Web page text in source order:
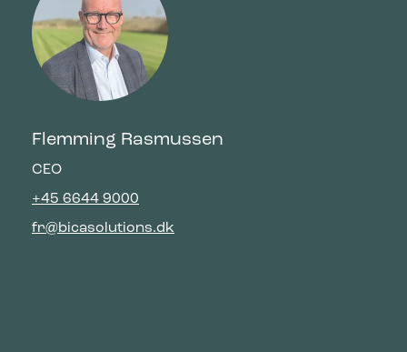
værdifulde for udgivere og tredjeparts-annoncører.
Flemming Rasmussen
CEO
+45 6644 9000
fr@bicasolutions.dk